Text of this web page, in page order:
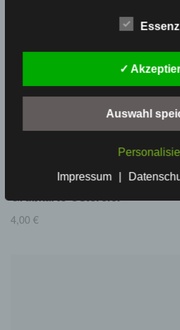
Grußkarte Ostereier
4,00€
✓
Auswahl
Impressum